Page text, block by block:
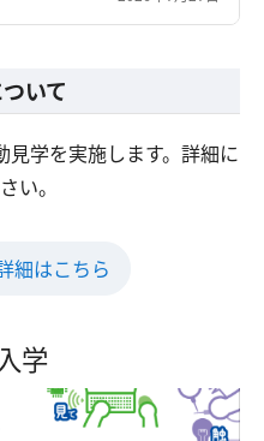
いて
学を実施します。詳細に
い。
細はこちら
学